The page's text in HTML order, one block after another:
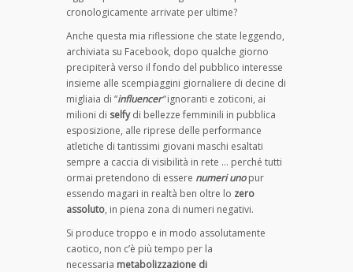
cronologicamente arrivate per ultime?
Anche questa mia riflessione che state leggendo,
archiviata su Facebook, dopo qualche giorno
precipiterà verso il fondo del pubblico interesse
insieme alle scempiaggini giornaliere di decine di
migliaia di “influencer”ignoranti e zoticoni, ai
milioni di selfydi bellezze femminili in pubblica
esposizione, alle riprese delle performance
atletiche di tantissimi giovani maschi esaltati
sempre a caccia di visibilità in rete … perché tutti
ormai pretendono di essere numeri unopur
essendo magari in realtà ben oltre lo zero
assoluto, in piena zona di numeri negativi.
Si produce troppo e in modo assolutamente
caotico, non c’è più tempo per la
necessaria metabolizzazione di